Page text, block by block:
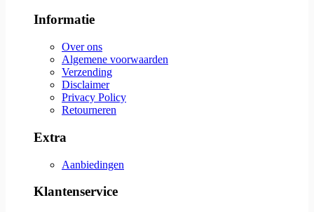
Informatie
Over ons
Algemene voorwaarden
Verzending
Disclaimer
Privacy Policy
Retourneren
Extra
Aanbiedingen
Klantenservice